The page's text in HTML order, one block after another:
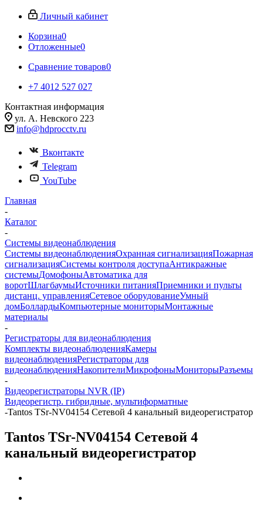
Личный кабинет
Корзина0
Отложенные0
Сравнение товаров0
+7 4012 527 027
Контактная информация
ул. А. Невского 223
info@hdprocctv.ru
Вконтакте
Telegram
YouTube
Главная
-
Каталог
-
Системы видеонаблюдения
Системы видеонаблюденияОхранная сигнализацияПожарная
сигнализацияСистемы контроля доступаАнтикражные
системыДомофоныАвтоматика для
воротШлагбаумыИсточники питанияПриемники и пульты
дистанц. управленияСетевое оборудованиеУмный
домБоллардыКомпьютерные мониторыМонтажные
материалы
-
Регистраторы для видеонаблюдения
Комплекты видеонаблюденияКамеры
видеонаблюденияРегистраторы для
видеонаблюденияНакопителиМикрофоныМониторыРазъемы
-
Видеорегистраторы NVR (IP)
Видеорегистр. гибридные, мультиформатные
-Tantos TSr-NV04154 Сетевой 4 канальный видеорегистратор
Tantos TSr-NV04154 Сетевой 4
канальный видеорегистратор